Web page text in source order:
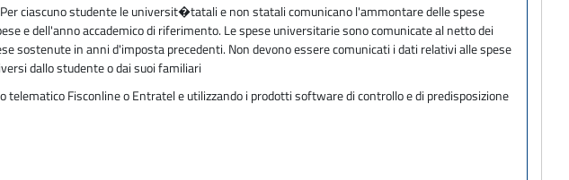
ciascuno studente le universit�tatali e non statali comunicano l'ammontare delle spese
e dell'anno accademico di riferimento. Le spese universitarie sono comunicate al netto dei
in anni d'imposta precedenti. Non devono essere comunicati i dati relativi alle spese
dallo studente o dai suoi familiari
Fisconline o Entratel e utilizzando i prodotti software di controllo e di predisposizione